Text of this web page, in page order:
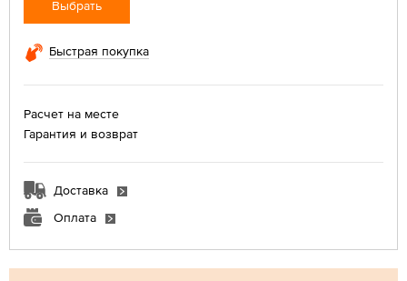
Выбрать
Быстрая покупка
Расчет на месте
Гарантия и возврат
Доставка
Оплата